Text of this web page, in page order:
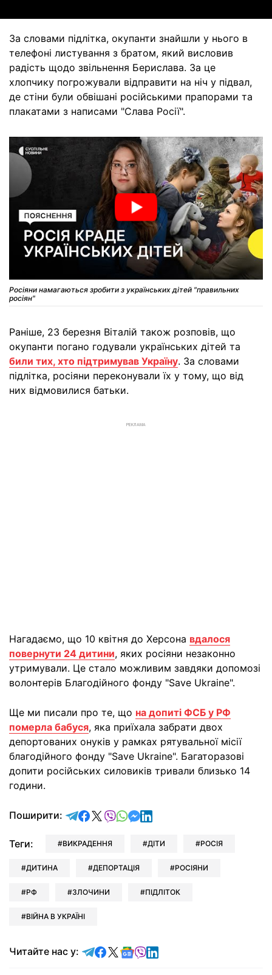
За словами підлітка, окупанти знайшли у нього в
телефоні листування з братом, який висловив
радість щодо звільнення Берислава. За це
хлопчику погрожували відправити на ніч у підвал,
де стіни були обвішані російськими прапорами та
плакатами з написами "Слава Росії".
Росіяни намагаються зробити з українських дітей "правильних
росіян"
Раніше, 23 березня Віталій також розповів, що
окупанти погано годували українських дітей та
били тих, хто підтримував Україну. За словами
підлітка, росіяни переконували їх у тому, що від
них відмовилися батьки.
РЕКЛАМА
Нагадаємо, що 10 квітня до Херсона вдалося
повернути 24 дитини, яких росіяни незаконно
утримували. Це стало можливим завдяки допомозі
волонтерів Благодійного фонду "Save Ukraine".
Ще ми писали про те, що на допиті ФСБ у РФ
померла бабуся, яка приїхала забрати двох
депортованих онуків у рамках рятувальної місії
благодійного фонду "Save Ukraine". Багаторазові
допити російських силовиків тривали близько 14
години.
Поширити: відправити у Telegram
поділитись у Facebook
поділитись у X
відправити у Viber
відправити у Whatsapp
відправити у Messenger
відправити у LinkedIn
Теги: ВИКРАДЕННЯ ДІТИ РОСІЯ
ДИТИНА ДЕПОРТАЦІЯ РОСІЯНИ
РФ ЗЛОЧИНИ ПІДЛІТОК
ВІЙНА В УКРАЇНІ
Читайте нас у: Читайте у Telegram
Читайте у Facebook
Читайте у X
Читайте у Google news
Читайте у Viber
Читайте у LinkedIn